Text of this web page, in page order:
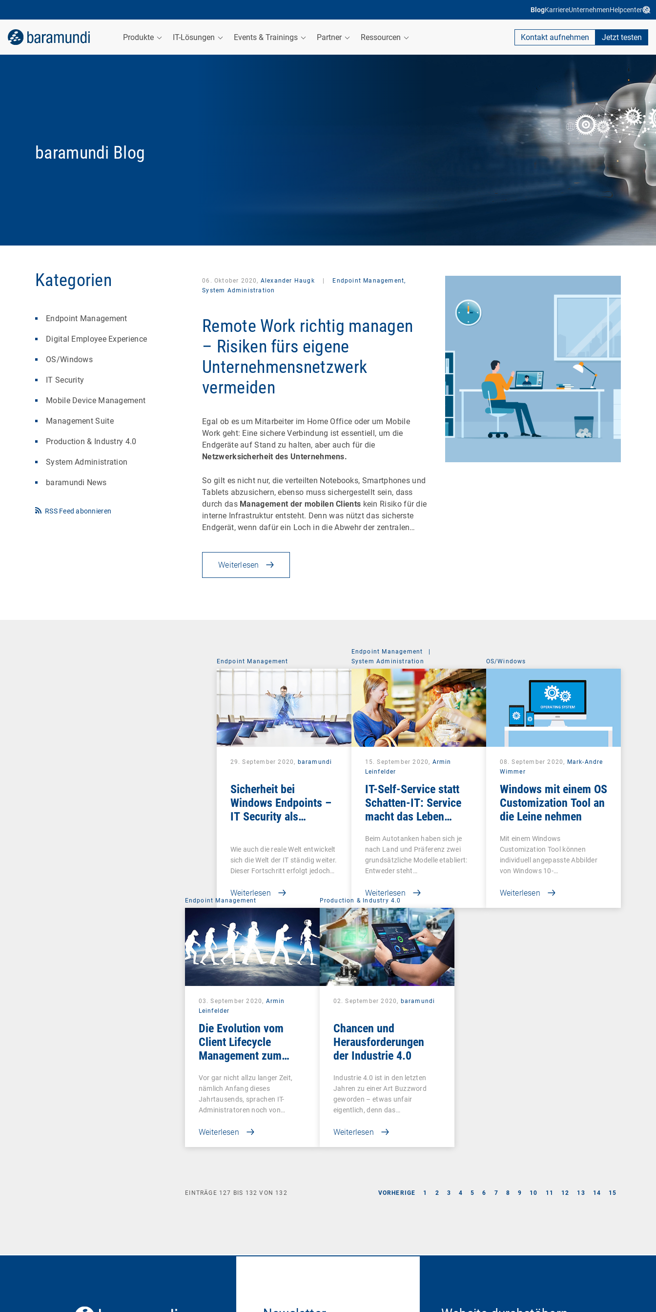
BlogKarriereUnternehmenHelpcenter
Produkte IT-Lösungen Events & Trainings Partner Ressourcen Kontakt aufnehmen Jetzt testen
baramundi Blog
Kategorien
Endpoint Management
Digital Employee Experience
OS/Windows
IT Security
Mobile Device Management
Management Suite
Production & Industry 4.0
System Administration
baramundi News
RSS Feed abonnieren
06. Oktober 2020, Alexander Haugk
Endpoint Management,
System Administration
Remote Work richtig managen
– Risiken fürs eigene
Unternehmensnetzwerk
vermeiden
Egal ob es um Mitarbeiter im Home Office oder um Mobile
Work geht: Eine sichere Verbindung ist essentiell, um die
Endgeräte auf Stand zu halten, aber auch für die
Netzwerksicherheit des Unternehmens.
So gilt es nicht nur, die verteilten Notebooks, Smartphones und
Tablets abzusichern, ebenso muss sichergestellt sein, dass
durch das Management der mobilen Clients kein Risiko für die
interne Infrastruktur entsteht. Denn was nützt das sicherste
Endgerät, wenn dafür ein Loch in die Abwehr der zentralen…
Weiterlesen
Endpoint Management
29. September 2020, baramundi
Sicherheit bei
Windows Endpoints –
IT Security als
Konzept
Wie auch die reale Welt entwickelt
sich die Welt der IT ständig weiter.
Dieser Fortschritt erfolgt jedoch…
Weiterlesen
Endpoint Management
|
System Administration
15. September 2020, Armin
Leinfelder
IT-Self-Service statt
Schatten-IT: Service
macht das Leben
Beim Autotanken haben sich je
nach Land und Präferenz zwei
grundsätzliche Modelle etabliert:
Entweder steht…
Weiterlesen
OS/Windows
08. September 2020, Mark-Andre
Wimmer
Windows mit einem OS
Customization Tool an
die Leine nehmen
Mit einem Windows
Customization Tool können
individuell angepasste Abbilder
von Windows 10-
Weiterlesen
Endpoint Management
03. September 2020, Armin
Leinfelder
Die Evolution vom
Client Lifecycle
Management zum
Management
Vor gar nicht allzu langer Zeit,
nämlich Anfang dieses
Jahrtausends, sprachen IT-
Administratoren noch von…
Weiterlesen
Production & Industry 4.0
02. September 2020, baramundi
Chancen und
Herausforderungen
der Industrie 4.0
Industrie 4.0 ist in den letzten
Jahren zu einer Art Buzzword
geworden – etwas unfair
eigentlich, denn das…
Weiterlesen
VORHERIGE 1 2 3 4 5 6 7 8 9 10 11 12 13 14 15
EINTRÄGE 127 BIS 132 VON 132